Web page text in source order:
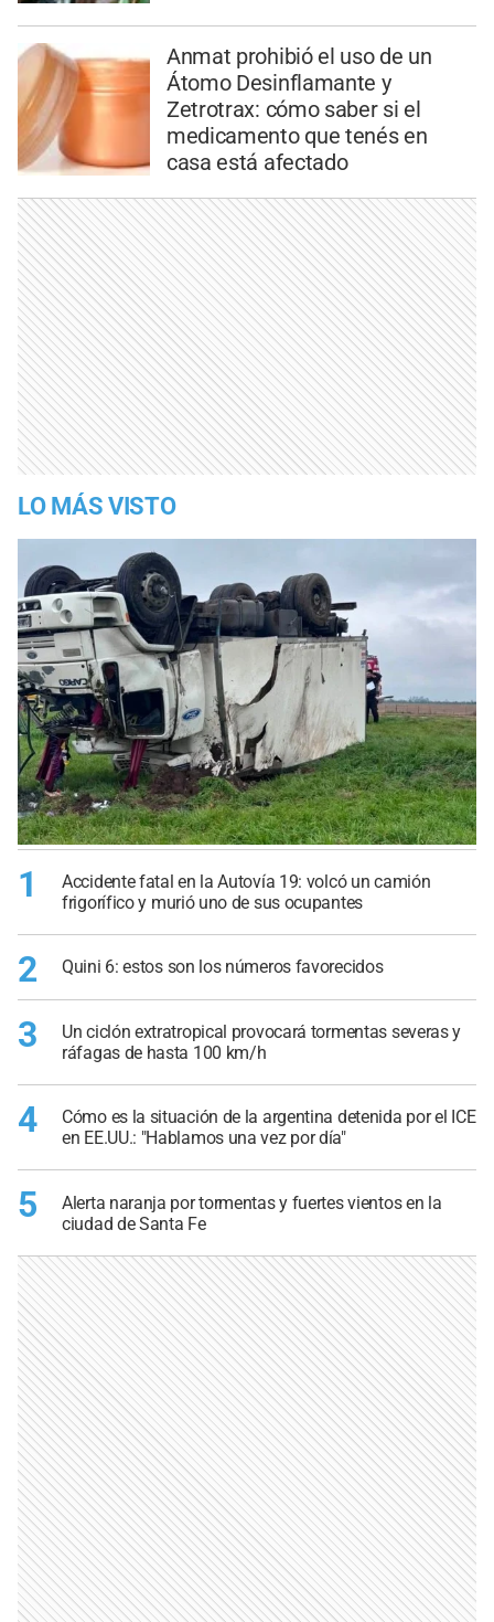
Anmat prohibió el uso de un
Átomo Desinflamante y
Zetrotrax: cómo saber si el
medicamento que tenés en
casa está afectado
LO MÁS VISTO
1
Accidente fatal en la Autovía 19: volcó un camión
frigorífico y murió uno de sus ocupantes
2 Quini 6: estos son los números favorecidos
3
Un ciclón extratropical provocará tormentas severas y
ráfagas de hasta 100 km/h
4
Cómo es la situación de la argentina detenida por el ICE
en EE.UU.: "Hablamos una vez por día"
5
Alerta naranja por tormentas y fuertes vientos en la
ciudad de Santa Fe